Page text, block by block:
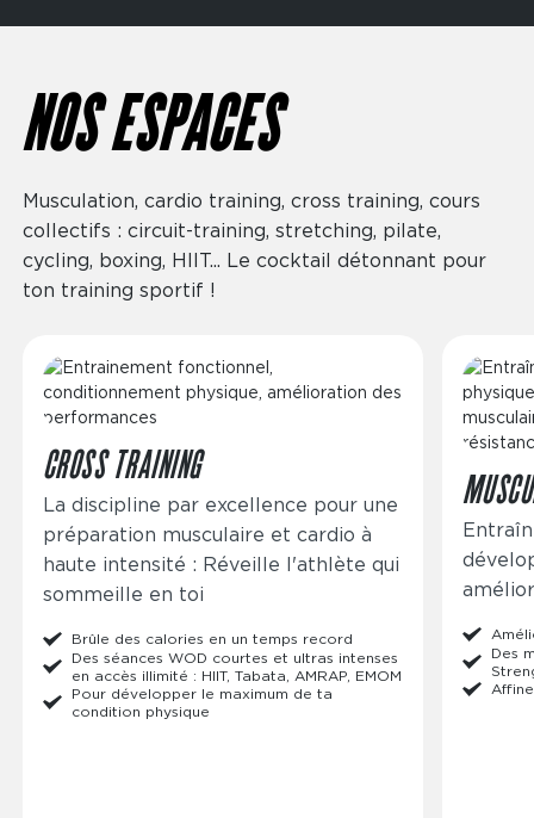
NOS ESPACES
Musculation, cardio training, cross training, cours
collectifs : circuit-training, stretching, pilate,
cycling, boxing, HIIT... Le cocktail détonnant pour
ton training sportif !
Image
CROSS TRAINING
La discipline par excellence pour une
préparation musculaire et cardio à
haute intensité : Réveille l'athlète qui
sommeille en toi
Brûle des calories en un temps record
Des séances WOD courtes et ultras intenses
en accès illimité : HIIT, Tabata, AMRAP, EMOM
Pour développer le maximum de ta
condition physique
Image
Des